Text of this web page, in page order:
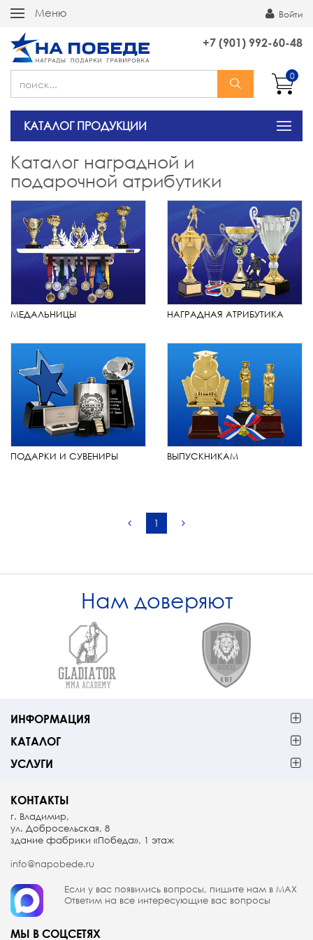
Меню Войти
+7 (901) 992-60-48
0
КАТАЛОГ ПРОДУКЦИИ
Каталог наградной и
подарочной атрибутики
МЕДАЛЬНИЦЫ НАГРАДНАЯ АТРИБУТИКА
ПОДАРКИ И СУВЕНИРЫ ВЫПУСКНИКАМ
1
Нам доверяют
ИНФОРМАЦИЯ
КАТАЛОГ
УСЛУГИ
КОНТАКТЫ
г. Владимир,
ул. Добросельская, 8
здание фабрики «Победа», 1 этаж
info@napobede.ru
Если у вас появились вопросы, пишите нам в МАX
Ответим на все интересующие вас вопросы
МЫ В СОЦСЕТЯХ